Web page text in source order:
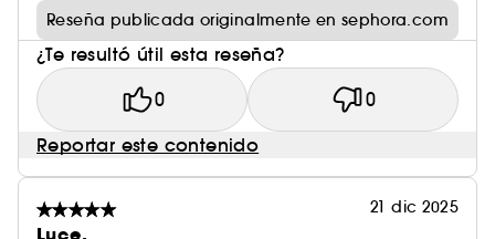
Reseña publicada originalmente en sephora.com
¿Te resultó útil esta reseña?
0 0
Reportar este contenido
21 dic 2025